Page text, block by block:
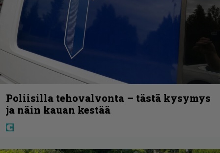
Poliisilla tehovalvonta – tästä kysymys
ja näin kauan kestää